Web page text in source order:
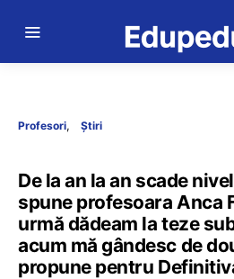
Profesori Știri
De la an la an scade
spune profesoara Anca
urmă dădeam la teze
acum mă gândesc de
propune pentru